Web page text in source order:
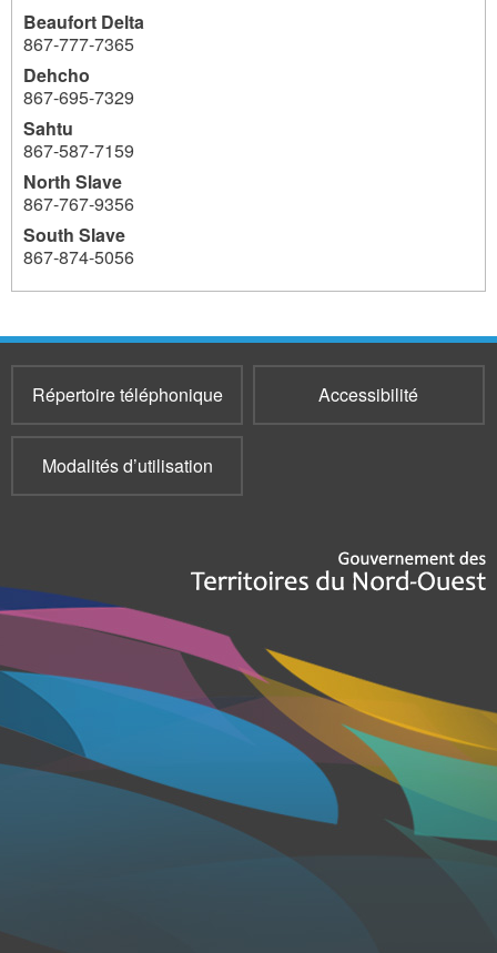
Beaufort Delta
867‐777‐7365
Dehcho
867-695-7329
Sahtu
867-587-7159
North Slave
867-767-9356
South Slave
867‐874-5056
3803
Répertoire téléphonique Accessibilité
Modalités d’utilisation